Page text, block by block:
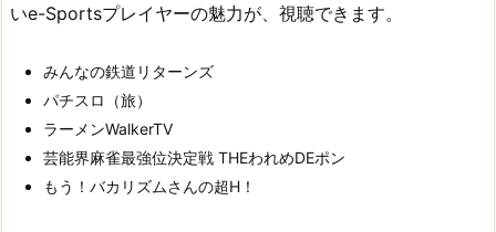
いe-Sportsプレイヤーの魅力が、視聴できます。
みんなの鉄道リターンズ
パチスロ（旅）
ラーメンWalkerTV
芸能界麻雀最強位決定戦 THEわれめDEポン
もう！バカリズムさんの超H！